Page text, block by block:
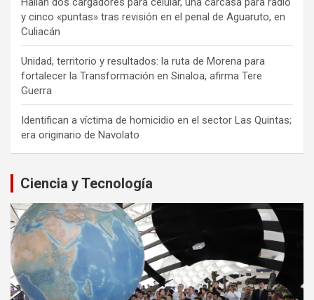
y cinco «puntas» tras revisión en el penal de Aguaruto, en
Culiacán
Unidad, territorio y resultados: la ruta de Morena para
fortalecer la Transformación en Sinaloa, afirma Tere
Guerra
Identifican a víctima de homicidio en el sector Las Quintas;
era originario de Navolato
Ciencia y Tecnología